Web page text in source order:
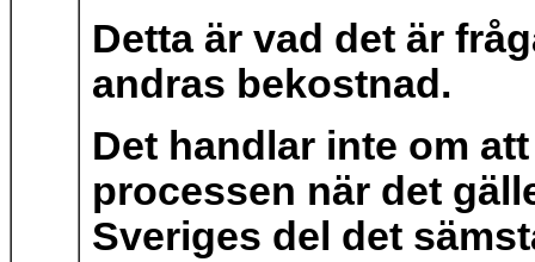
Detta är vad det är
andras bekostnad.
Det handlar inte om
processen när det
Sveriges del det